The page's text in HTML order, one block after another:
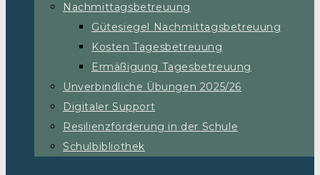
Nachmittagsbetreuung
Gütesiegel Nachmittagsbetreuung
Kosten Tagesbetreuung
Ermäßigung Tagesbetreuung
Unverbindliche Übungen 2025/26
Digitaler Support
Resilienzförderung in der Schule
Schulbibliothek